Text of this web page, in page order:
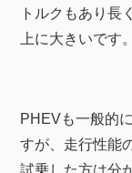
トルクもあり長
上に大きいです。
PHEVも一般的
すが、走行性能